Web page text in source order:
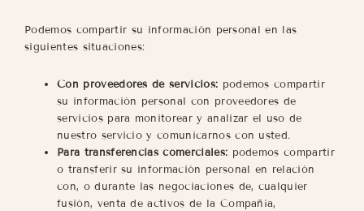
Podemos compartir su información personal en las
siguientes situaciones:
Con proveedores de servicios: podemos compartir
su información personal con proveedores de
servicios para monitorear y analizar el uso de
nuestro servicio y comunicarnos con usted.
Para transferencias comerciales: podemos compartir
o transferir su información personal en relación
con, o durante las negociaciones de, cualquier
fusión, venta de activos de la Compañía,